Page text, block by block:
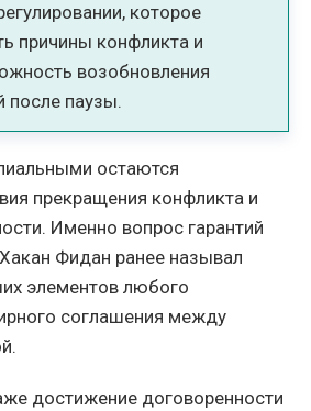
которое
причины конфликта и
возобновления
после паузы.
остаются
прекращения конфликта и
Именно вопрос гарантий
Фидан ранее называл
элементов любого
соглашения между
достижение договоренности